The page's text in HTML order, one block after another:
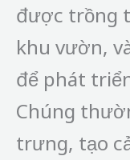
được trồng
khu vườn,
để phát
Chúng
trưng, tạo